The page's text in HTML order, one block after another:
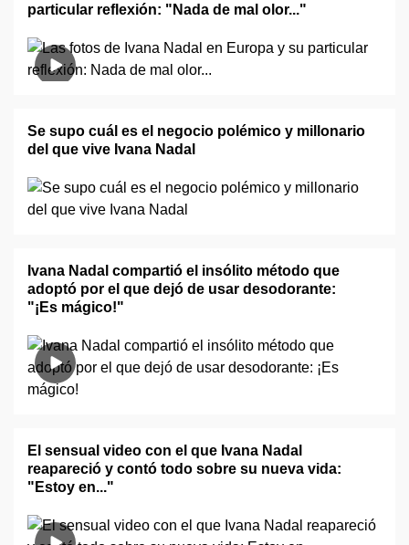
particular reflexión: "Nada de mal olor..."
Se supo cuál es el negocio polémico y millonario
del que vive Ivana Nadal
Ivana Nadal compartió el insólito método que
adoptó por el que dejó de usar desodorante:
"¡Es mágico!"
El sensual video con el que Ivana Nadal
reapareció y contó todo sobre su nueva vida:
"Estoy en..."